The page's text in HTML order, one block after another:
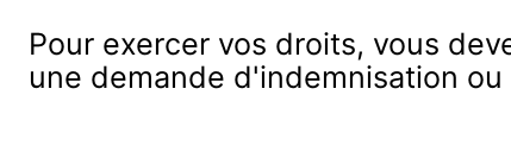
Pour exercer vos droits, vous
une demande d'indemnisation